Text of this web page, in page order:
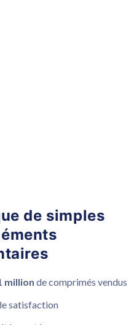
de simples
million de comprimés vendus
satisfaction